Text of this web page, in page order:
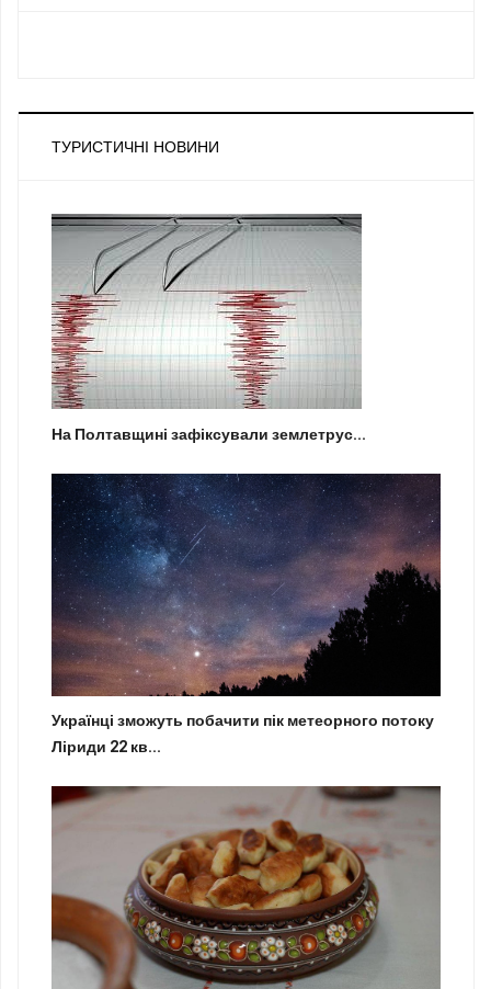
ТУРИСТИЧНІ НОВИНИ
На Полтавщині зафіксували землетрус...
Українці зможуть побачити пік метеорного потоку
Ліриди 22 кв...